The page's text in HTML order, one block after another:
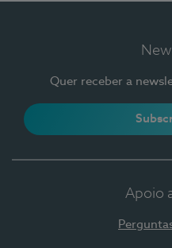
Quer receber a
Apoio